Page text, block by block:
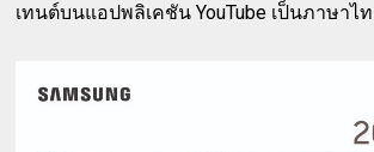
เทนต์บนแอปพลิเคชัน YouTube เป็นภาษาไ